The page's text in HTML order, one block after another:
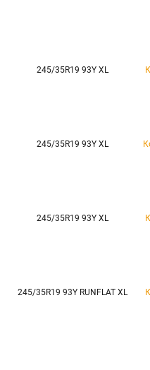
245/35R19 93Y XL
245/35R19 93Y XL
245/35R19 93Y XL
245/35R19 93Y RUNFLAT XL